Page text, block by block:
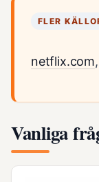
FLER
netflix.com,
Vanliga